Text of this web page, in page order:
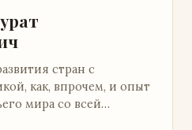
стран с
как, впрочем, и опыт
мира со всей